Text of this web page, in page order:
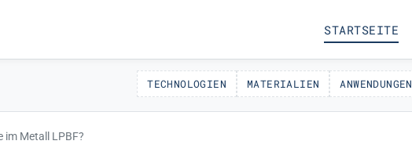
STARTSEITE
TECHNOLOGIEN MATERIALIEN ANWENDUNGEN
im Metall LPBF?